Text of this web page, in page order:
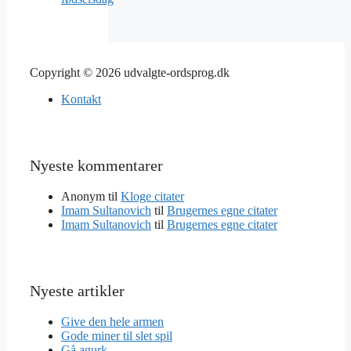
Copyright © 2026 udvalgte-ordsprog.dk
Kontakt
Nyeste kommentarer
Anonym til Kloge citater
Imam Sultanovich til Brugernes egne citater
Imam Sultanovich til Brugernes egne citater
Nyeste artikler
Give den hele armen
Gode miner til slet spil